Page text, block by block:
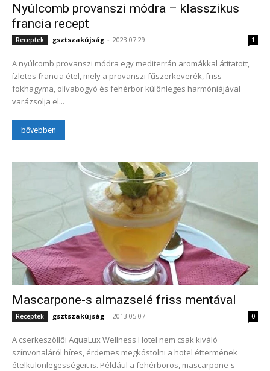
Nyúlcomb provanszi módra – klasszikus
francia recept
Receptek gsztszakújság - 2023.07.29. 1
A nyúlcomb provanszi módra egy mediterrán aromákkal átitatott,
ízletes francia étel, mely a provanszi fűszerkeverék, friss
fokhagyma, olívabogyó és fehérbor különleges harmóniájával
varázsolja el...
bővebben
Mascarpone-s almazselé friss mentával
Receptek gsztszakújság - 2013.05.07. 0
A cserkeszöllői AquaLux Wellness Hotel nem csak kiváló
színvonaláról híres, érdemes megkóstolni a hotel éttermének
ételkülönlegességeit is. Például a fehérboros, mascarpone-s